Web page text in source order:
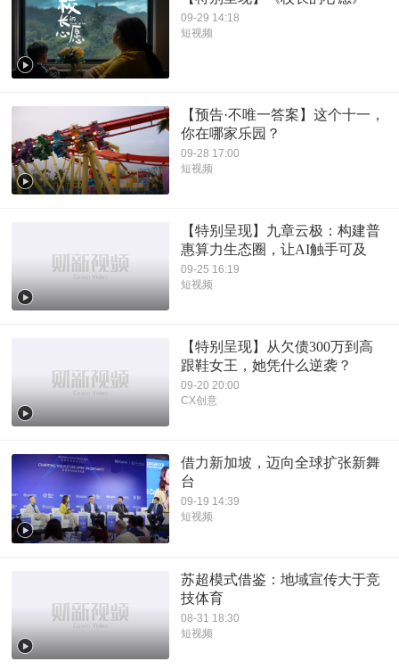
09-29 14:18
短视频
【预告·不唯一答案】这个十一，
你在哪家乐园？
09-28 17:00
短视频
【特别呈现】九章云极：构建普
惠算力生态圈，让AI触手可及
09-25 16:19
短视频
【特别呈现】从欠债300万到高
跟鞋女王，她凭什么逆袭？
09-20 20:00
CX创意
借力新加坡，迈向全球扩张新舞
台
09-19 14:39
短视频
苏超模式借鉴：地域宣传大于竞
技体育
08-31 18:30
短视频